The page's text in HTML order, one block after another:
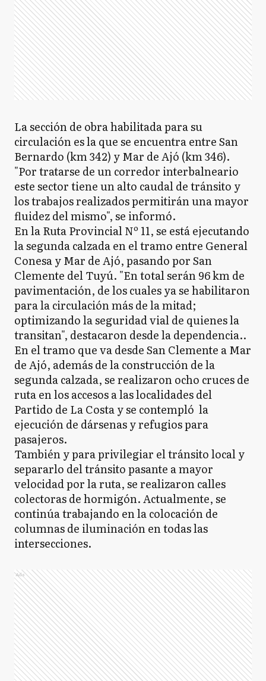
La sección de obra habilitada para su
circulación es la que se encuentra entre San
Bernardo (km 342) y Mar de Ajó (km 346).
"Por tratarse de un corredor interbalneario
este sector tiene un alto caudal de tránsito y
los trabajos realizados permitirán una mayor
fluidez del mismo", se informó.
En la Ruta Provincial Nº 11, se está ejecutando
la segunda calzada en el tramo entre General
Conesa y Mar de Ajó, pasando por San
Clemente del Tuyú. "En total serán 96 km de
pavimentación, de los cuales ya se habilitaron
para la circulación más de la mitad;
optimizando la seguridad vial de quienes la
transitan", destacaron desde la dependencia..
En el tramo que va desde San Clemente a Mar
de Ajó, además de la construcción de la
segunda calzada, se realizaron ocho cruces de
ruta en los accesos a las localidades del
Partido de La Costa y se contempló la
ejecución de dársenas y refugios para
pasajeros.
También y para privilegiar el tránsito local y
separarlo del tránsito pasante a mayor
velocidad por la ruta, se realizaron calles
colectoras de hormigón. Actualmente, se
continúa trabajando en la colocación de
columnas de iluminación en todas las
intersecciones.
Ads